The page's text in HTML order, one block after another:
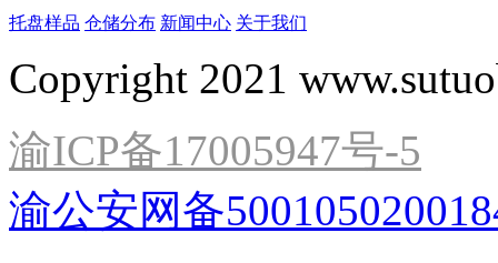
托盘样品 仓储分布 新闻中心 关于我们
Copyright 2021
渝ICP备17005947号-5
渝公安网备